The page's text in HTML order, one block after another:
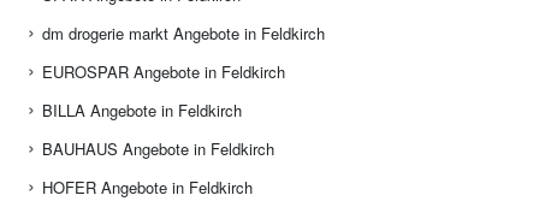
dm drogerie markt Angebote in Feldkirch
EUROSPAR Angebote in Feldkirch
BILLA Angebote in Feldkirch
BAUHAUS Angebote in Feldkirch
HOFER Angebote in Feldkirch